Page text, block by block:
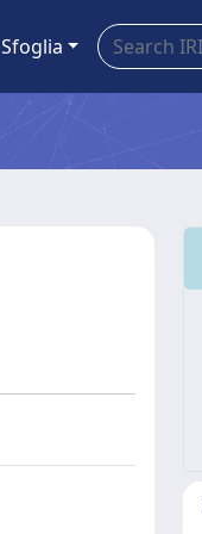
Sfoglia